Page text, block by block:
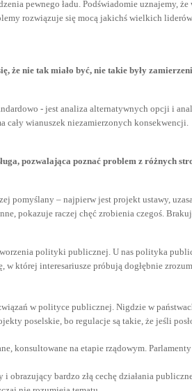
pewnego ładu. Podświadomie uznajemy,
rozwiązuje się mocą jakichś wielkich
że nie tak miało być, nie takie były
- jest analiza alternatywnych opcji i
cały wianuszek niezamierzonych konsekwencji.
pozwalająca poznać problem z różnych
pomyślany – najpierw jest projekt ustawy,
pokazuje raczej chęć zrobienia czegoś.
polityki publicznej. U nas polityka
w której interesariusze próbują dogłębnie
w polityce publicznej. Nigdzie w
poselskie, bo regulacje są takie, że jeśli
konsultowane na etapie rządowym.
obrazujący bardzo złą cechę działania